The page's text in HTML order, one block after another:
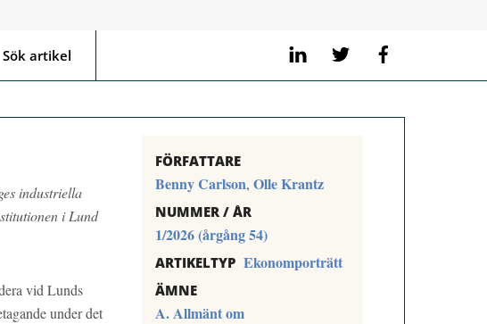
LinkedIn Twitter
Sök artikel
industriella
i Lund
vid Lunds
under det
FÖRFATTARE
Benny Carlson, Olle Krantz
NUMMER / ÅR
1/2026 (årgång 54)
ARTIKELTYP Ekonomporträtt
ÄMNE
A. Allmänt om